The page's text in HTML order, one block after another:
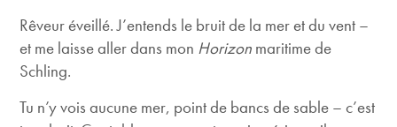
Rêveur éveillé. J’entends le bruit de la mer et du vent –
et me laisse aller dans mon Horizon maritime de
Schling.
Tu n’y vois aucune mer, point de bancs de sable – c’est